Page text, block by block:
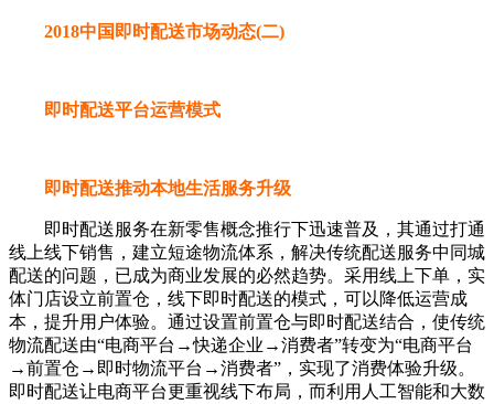
2018中国即时配送市场动态(二)
即时配送平台运营模式
即时配送推动本地生活服务升级
即时配送服务在新零售概念推行下迅速普及，其通过打通
线上线下销售，建立短途物流体系，解决传统配送服务中同城
配送的问题，已成为商业发展的必然趋势。采用线上下单，实
体门店设立前置仓，线下即时配送的模式，可以降低运营成
本，提升用户体验。通过设置前置仓与即时配送结合，使传统
物流配送由“电商平台→快递企业→消费者”转变为“电商平台
→前置仓→即时物流平台→消费者”，实现了消费体验升级。
即时配送让电商平台更重视线下布局，而利用人工智能和大数